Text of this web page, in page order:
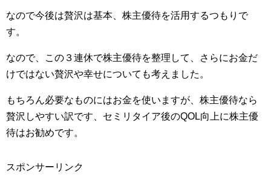
なので今後は贅沢は基本、株主優待を活用するつもりで
す。
なので、この３連休で株主優待を整理して、さらにお金だ
けではない贅沢や幸せについても考えました。
もちろん必要なものにはお金を使いますが、株主優待なら
贅沢しやすい訳です、セミリタイア後のQOL向上に株主優
待はお勧めです。
スポンサーリンク